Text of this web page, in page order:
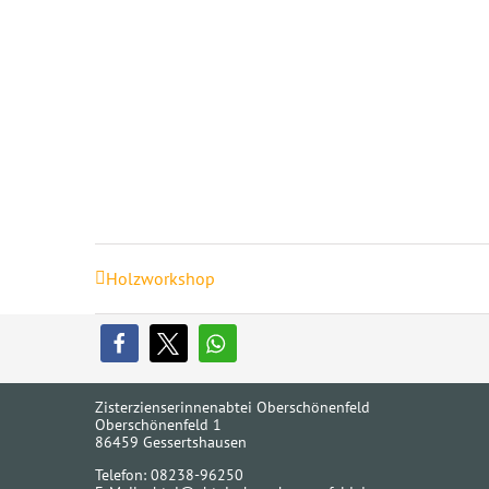
Holzworkshop
Zisterzienserinnenabtei Oberschönenfeld
Oberschönenfeld 1
86459 Gessertshausen
Telefon: 08238-96250